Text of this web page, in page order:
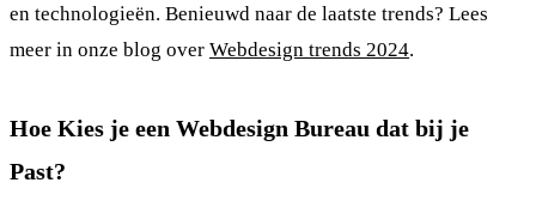
en technologieën. Benieuwd naar de laatste trends? Lees
meer in onze blog over Webdesign trends 2024.
Hoe Kies je een Webdesign Bureau dat bij je
Past?